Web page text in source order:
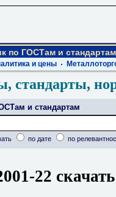
по ГОСТам и стандартам
и цены
стандарты,
и стандартам
по дате по
22 скачать